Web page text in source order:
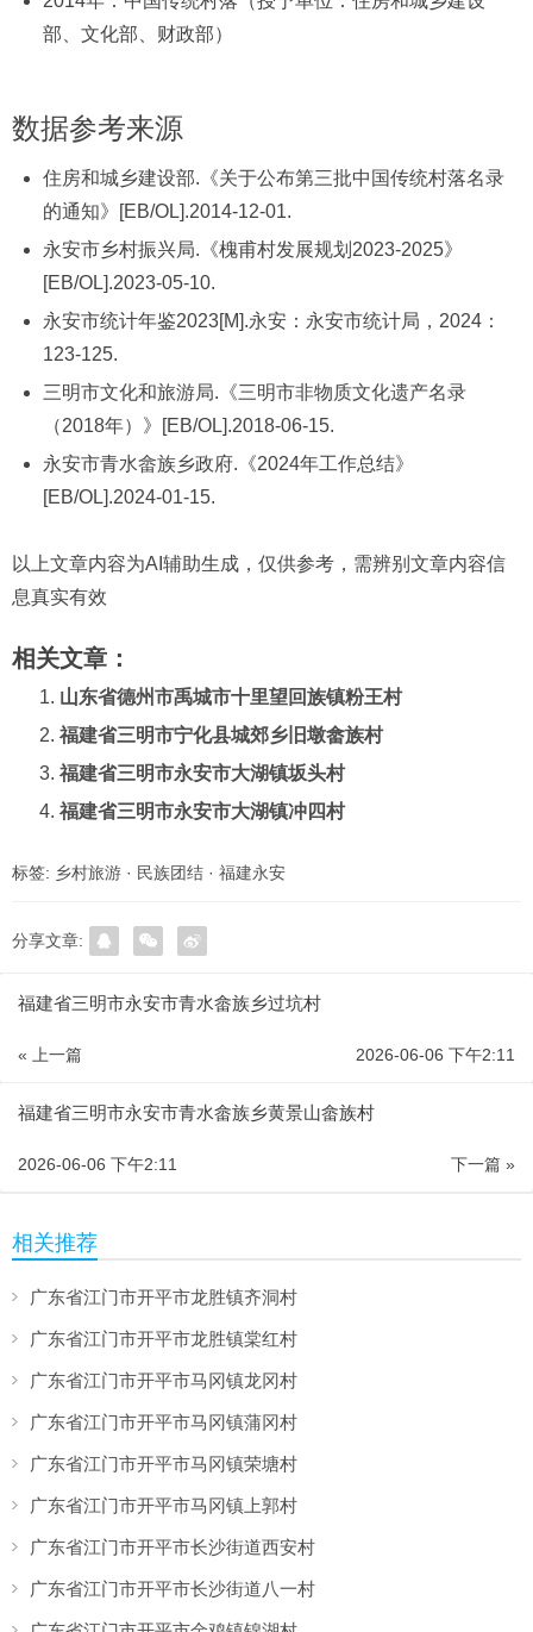
部、文化部、财政部）
数据参考来源
住房和城乡建设部.《关于公布第三批中国传统村落名录
的通知》[EB/OL].2014-12-01.
永安市乡村振兴局.《槐甫村发展规划2023-2025》
[EB/OL].2023-05-10.
永安市统计年鉴2023[M].永安：永安市统计局，2024：
123-125.
三明市文化和旅游局.《三明市非物质文化遗产名录
（2018年）》[EB/OL].2018-06-15.
永安市青水畲族乡政府.《2024年工作总结》
[EB/OL].2024-01-15.
以上文章内容为AI辅助生成，仅供参考，需辨别文章内容信
息真实有效
相关文章：
山东省德州市禹城市十里望回族镇粉王村
福建省三明市宁化县城郊乡旧墩畲族村
福建省三明市永安市大湖镇坂头村
福建省三明市永安市大湖镇冲四村
标签: 乡村旅游 · 民族团结 · 福建永安
分享文章:
福建省三明市永安市青水畲族乡过坑村
« 上一篇 2026-06-06 下午2:11
福建省三明市永安市青水畲族乡黄景山畲族村
下一篇 »
2026-06-06 下午2:11
相关推荐
广东省江门市开平市龙胜镇齐洞村
广东省江门市开平市龙胜镇棠红村
广东省江门市开平市马冈镇龙冈村
广东省江门市开平市马冈镇蒲冈村
广东省江门市开平市马冈镇荣塘村
广东省江门市开平市马冈镇上郭村
广东省江门市开平市长沙街道西安村
广东省江门市开平市长沙街道八一村